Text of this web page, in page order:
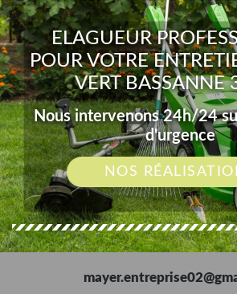
ELAGUEUR
POUR VOTRE
VERT BASSANNE
Nous intervenons 24h/24
d'urgence
NOS